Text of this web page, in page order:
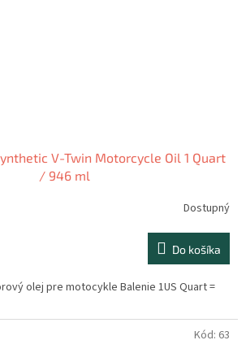
V-Twin Motorcycle Oil 1 Quart
/ 946 ml
Dostupný
Do košíka
olej pre motocykle Balenie 1US Quart =
Kód: 63